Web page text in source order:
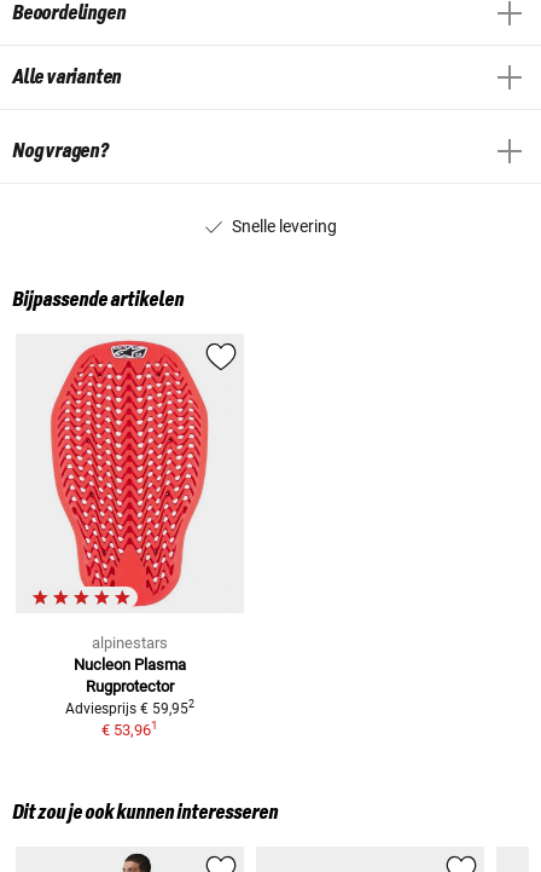
Beoordelingen
Alle varianten
Nog vragen?
Snelle levering
Bijpassende artikelen
alpinestars
Nucleon Plasma
Rugprotector
Adviesprijs € 59,952
€ 53,961
Dit zou je ook kunnen interesseren